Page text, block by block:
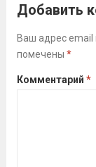
и
Добавить
Ваш адрес email
помечены *
Комментарий *